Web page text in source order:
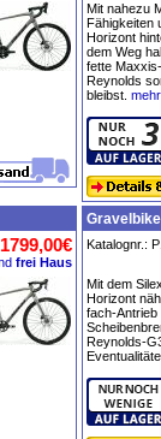
Mit nahezu
Fähigkeiten
Horizont
dem Weg
fette
Reynolds
bleibst.
1799,00€
frei Haus
Katalognr.:
Mit dem
Horizont
fach-Antrieb
Reynolds-